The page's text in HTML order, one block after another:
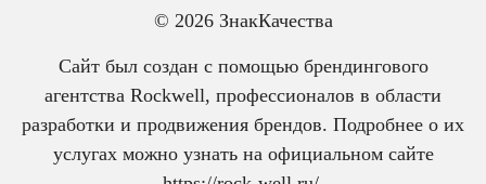
Назад 1 2
© 2026 ЗнакКачества
Сайт был создан с помощью брендингового
агентства Rockwell, профессионалов в области
разработки и продвижения брендов. Подробнее о их
услугах можно узнать на официальном сайте